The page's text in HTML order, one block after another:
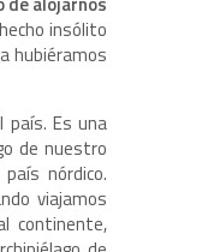
insólito
hubiéramos
país. Es una
de nuestro
nórdico.
viajamos
continente,